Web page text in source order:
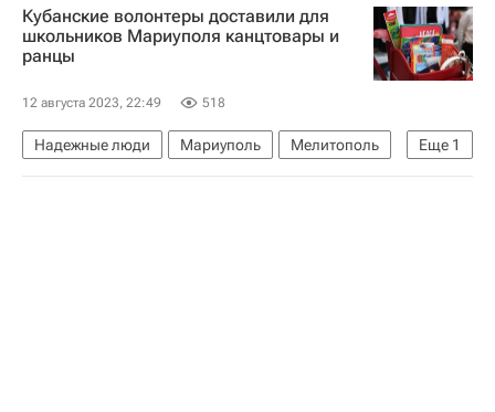
Кубанские волонтеры доставили для
школьников Мариуполя канцтовары и
ранцы
12 августа 2023, 22:49 518
Еще 1
Надежные люди Мариуполь
Мелитополь
Донецкая Народная Республика